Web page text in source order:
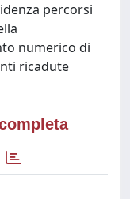
percorsi
numerico di
ricadute